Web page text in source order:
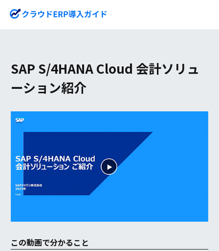
SAP S/4HANA Cloud 会計ソリュ
ーション紹介
この動画で分かること